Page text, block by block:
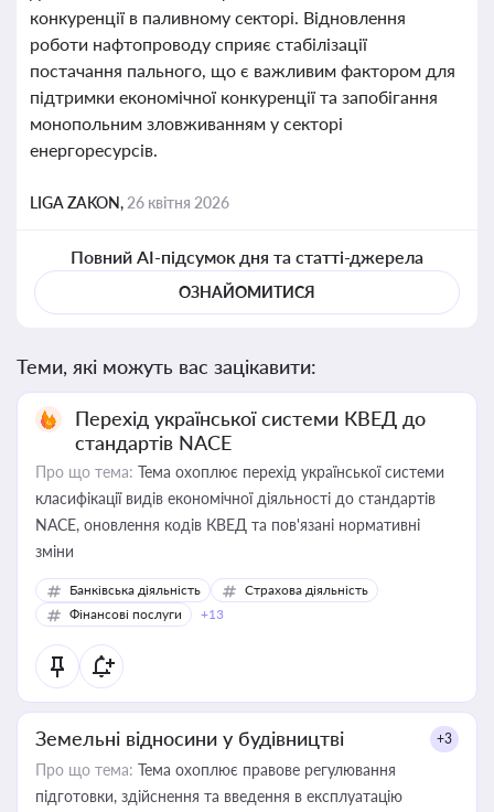
конкуренції в паливному секторі. Відновлення
роботи нафтопроводу сприяє стабілізації
постачання пального, що є важливим фактором для
підтримки економічної конкуренції та запобігання
монопольним зловживанням у секторі
енергоресурсів.
LIGA ZAKON, 26 квітня 2026
Повний AI-підсумок дня та статті-джерела
ОЗНАЙОМИТИСЯ
Теми, які можуть вас зацікавити:
Перехід української системи КВЕД до
стандартів NACE
Про що тема: Тема охоплює перехід української системи
класифікації видів економічної діяльності до стандартів
NACE, оновлення кодів КВЕД та пов'язані нормативні
зміни
Банківська діяльність
Страхова діяльність
Фінансові послуги
+13
Земельні відносини у будівництві +3
Про що тема: Тема охоплює правове регулювання
підготовки, здійснення та введення в експлуатацію